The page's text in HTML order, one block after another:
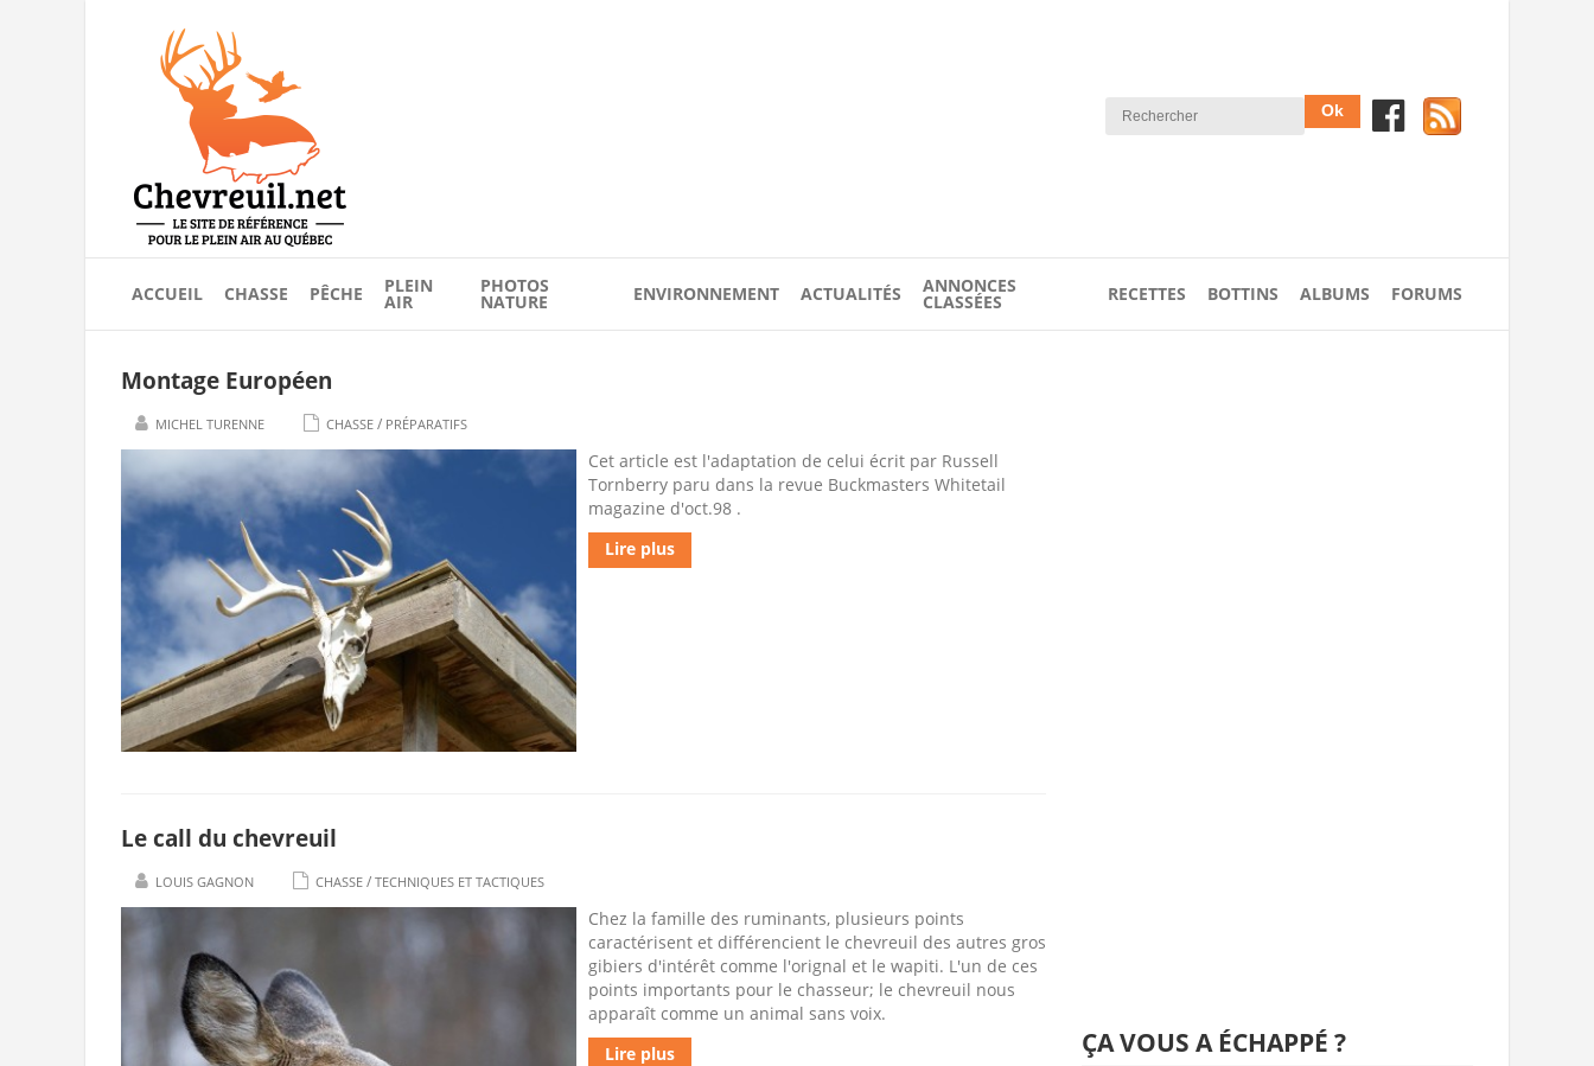
ACCUEIL CHASSE PÊCHE PLEIN
AIR
PHOTOS
NATURE ENVIRONNEMENT ACTUALITÉS ANNONCES
CLASSÉES RECETTES BOTTINS ALBUMS FORUMS
Montage Européen
MICHEL TURENNE CHASSE / PRÉPARATIFS
Cet article est l'adaptation de celui écrit par Russell
Tornberry paru dans la revue Buckmasters Whitetail
magazine d'oct.98 .
Lire plus
Le call du chevreuil
LOUIS GAGNON CHASSE / TECHNIQUES ET TACTIQUES
Chez la famille des ruminants, plusieurs points
caractérisent et différencient le chevreuil des autres gros
gibiers d'intérêt comme l'orignal et le wapiti. L'un de ces
points importants pour le chasseur; le chevreuil nous
apparaît comme un animal sans voix.
Lire plus
ÇA VOUS A ÉCHAPPÉ ?